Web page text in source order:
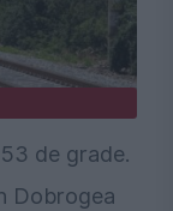
de grade.
Dobrogea